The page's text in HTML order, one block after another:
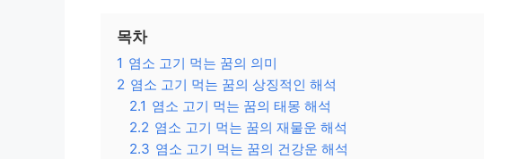
목차
1 염소 고기 먹는 꿈의 의미
2 염소 고기 먹는 꿈의 상징적인 해석
2.1 염소 고기 먹는 꿈의 태몽 해석
2.2 염소 고기 먹는 꿈의 재물운 해석
2.3 염소 고기 먹는 꿈의 건강운 해석